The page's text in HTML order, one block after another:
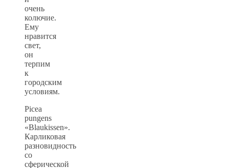
очень
колючие.
Ему
нравится
свет,
он
терпим
к
городским
условиям.
Picea
pungens
«Blaukissen».
Карликовая
разновидность
со
сферической